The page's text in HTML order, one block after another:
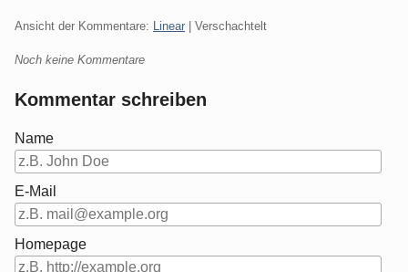
Ansicht der Kommentare: Linear | Verschachtelt
Noch keine Kommentare
Kommentar schreiben
Name
E-Mail
Homepage